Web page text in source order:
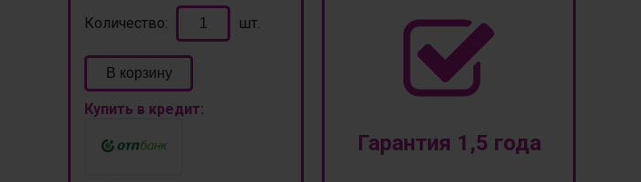
Количество: шт.
В корзину
Купить в кредит:
Гарантия 1,5 года